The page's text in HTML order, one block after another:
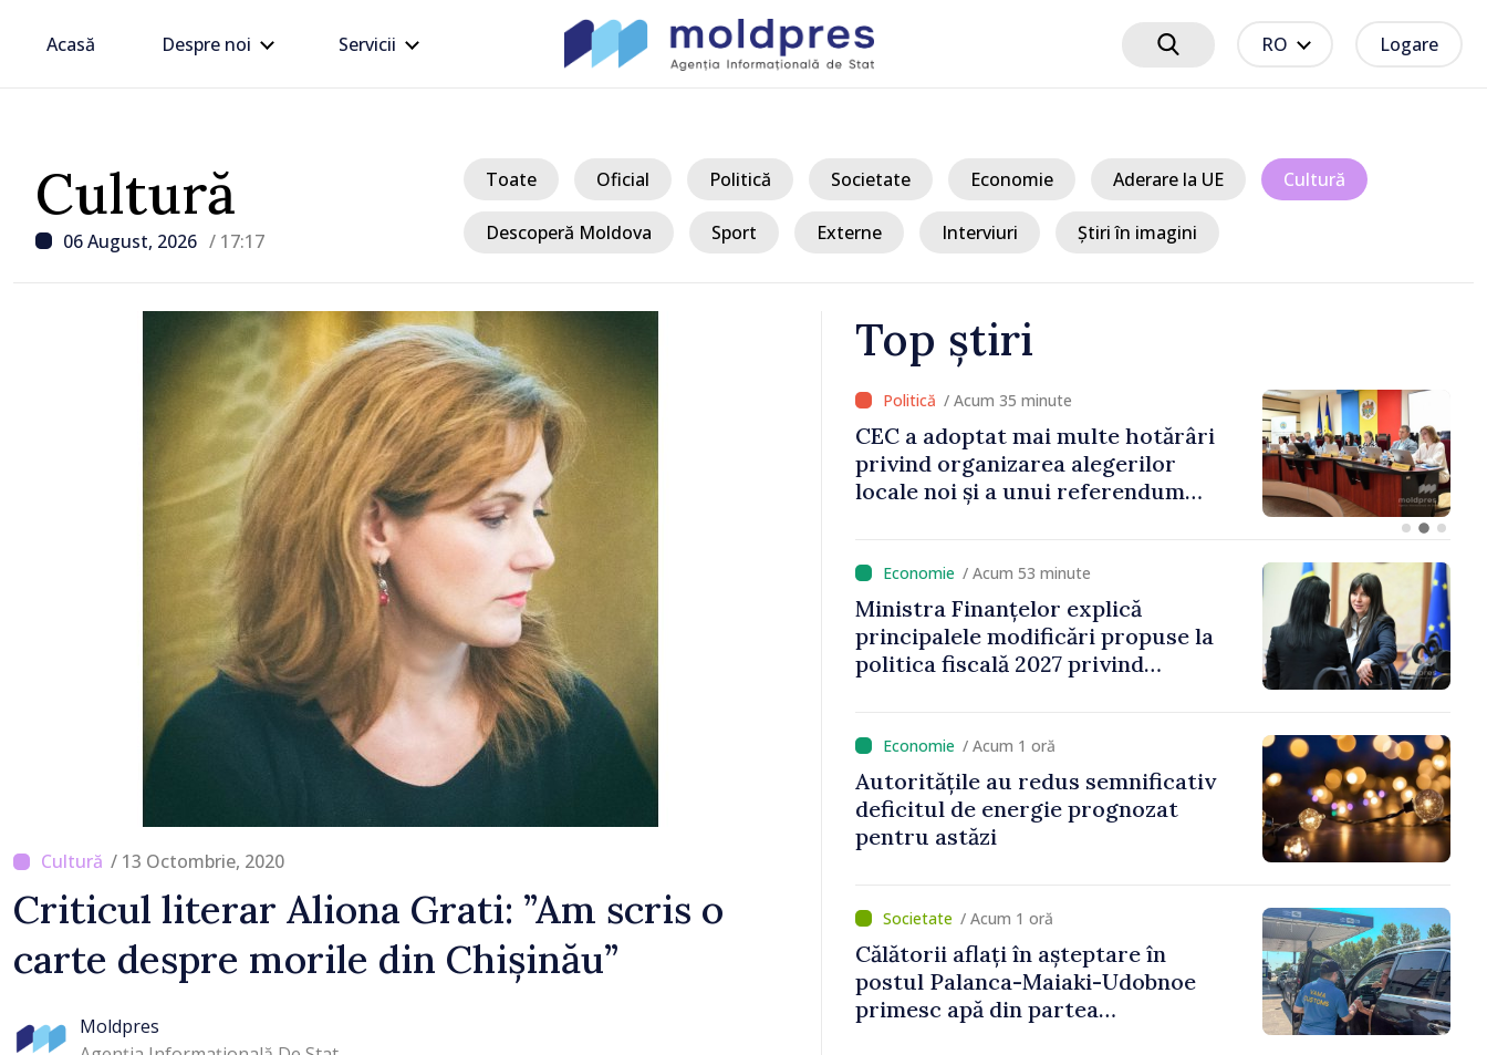
Acasă Despre noi Servicii RO Logare
Cultură
06 August, 2026 / 17:17
Toate Oficial Politică Societate Economie Aderare la UE Cultură
Descoperă Moldova Sport Externe Interviuri Știri în imagini
/ 13 Octombrie, 2020
Criticul literar Aliona Grati: ”Am scris o
carte despre morile din Chișinău”
Moldpres
Top știri
/ Acum 35 minute
CEC a adoptat mai multe hotărâri
privind organizarea alegerilor
locale noi și a unui referendum
local în satul Delacău, raionul
Anenii Noi
/ Acum 37 minute
Premierul Vasile Tofan: „Focusul
acestui guvern este să modereze
creșterea prețurilor la imobiliare”
/ Acum 53 minute
Ministra Finanțelor explică
principalele modificări propuse la
politica fiscală 2027 privind
/ Acum 1 oră
Autoritățile au redus semnificativ
deficitul de energie prognozat
pentru astăzi
/ Acum 1 oră
Călătorii aflați în așteptare în
postul Palanca-Maiaki-Udobnoe
primesc apă din partea